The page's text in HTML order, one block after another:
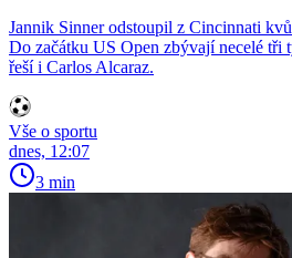
Jannik Sinner odstoupil z Cincinnati
Do začátku US Open zbývají necelé tři
řeší i Carlos Alcaraz.
Vše o sportu
dnes, 12:07
3 min